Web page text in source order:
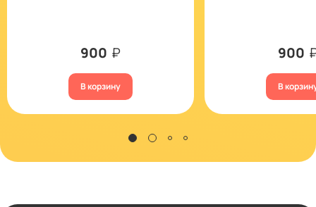
900 ₽
В корзину
900
В